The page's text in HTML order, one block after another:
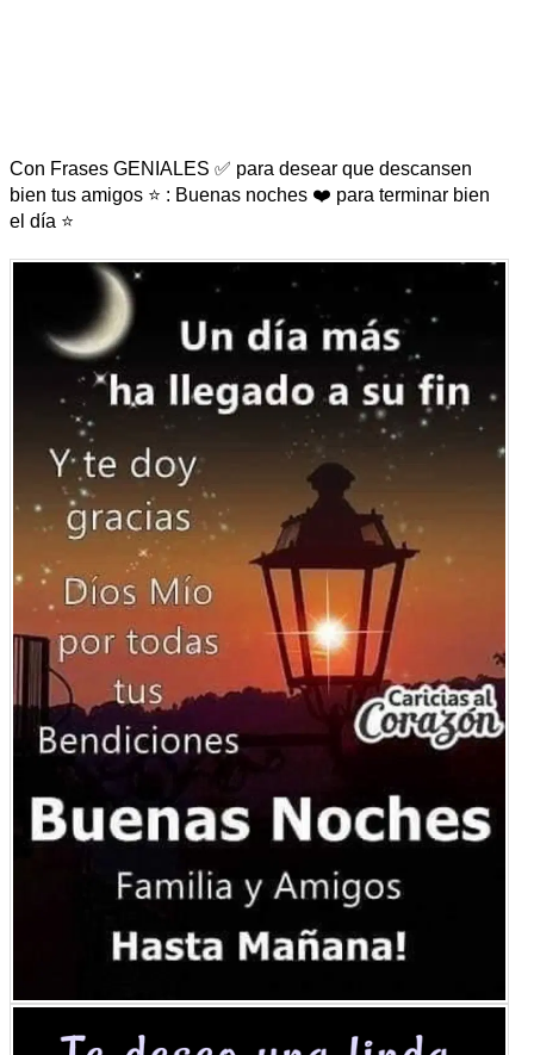
Con Frases GENIALES ✅ para desear que descansen
bien tus amigos ⭐ : Buenas noches ❤️ para terminar bien
el día ⭐